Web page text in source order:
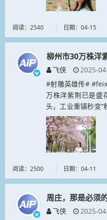
阅读：2540 日期：04-15
柳州市30万株洋
飞侠
2025-
#射雕英雄传#
万株洋紫荆已是盛
头，工业重镇秒变“
酸雨之都到“半城山
拉满”。...
阅读：2500 日期：04-11
周庄，那是必须的
飞侠
2025-